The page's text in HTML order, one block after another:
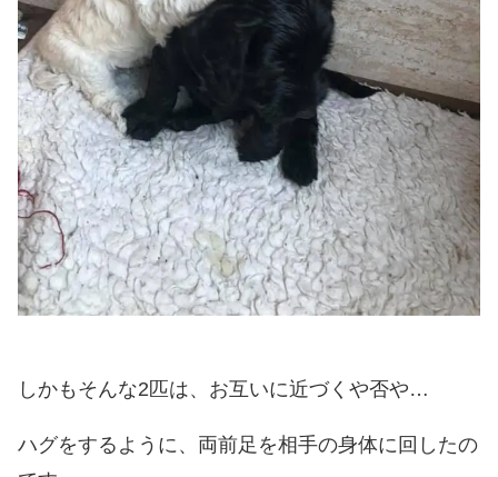
しかもそんな2匹は、お互いに近づくや否や…
ハグをするように、両前足を相手の身体に回したの